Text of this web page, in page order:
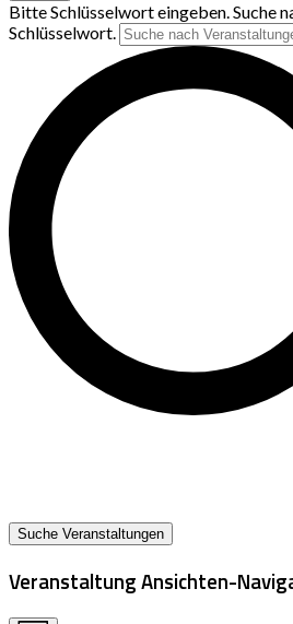
Bitte Schlüsselwort eingeben. Suche
Schlüsselwort.
Suche Veranstaltungen
Veranstaltung Ansichten-